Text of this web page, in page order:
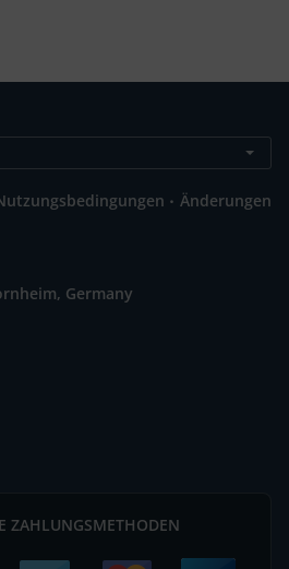
. Änderungen
Germany
ZAHLUNGSMETHODEN